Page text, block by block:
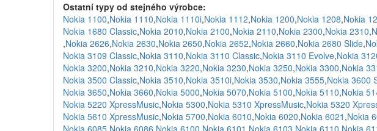
Ostatní typy od stejného výrobce:
Nokia 1100,Nokia 1110,Nokia 1110i,Nokia 1112,Nokia 1200,Nokia 1208,Nokia
Nokia 1680 Classic,Nokia 2010,Nokia 2100,Nokia 2110,Nokia 2300,Nokia 2310,
,Nokia 2626,Nokia 2630,Nokia 2650,Nokia 2652,Nokia 2660,Nokia 2680 Slide,
Nokia 3109 Classic,Nokia 3110,Nokia 3110 Classic,Nokia 3110 Evolve,Nokia
Nokia 3200,Nokia 3210,Nokia 3220,Nokia 3230,Nokia 3250,Nokia 3300,Nokia
Nokia 3500 Classic,Nokia 3510,Nokia 3510i,Nokia 3530,Nokia 3555,Nokia 3600
Nokia 3650,Nokia 3660,Nokia 5000,Nokia 5070,Nokia 5100,Nokia 5110,Nokia
Nokia 5220 XpressMusic,Nokia 5300,Nokia 5310 XpressMusic,Nokia 5320
Nokia 5610 XpressMusic,Nokia 5700,Nokia 6010,Nokia 6020,Nokia 6021 ,Nokia
Nokia 6085,Nokia 6086,Nokia 6100,Nokia 6101 ,Nokia 6103,Nokia 6110,Nokia